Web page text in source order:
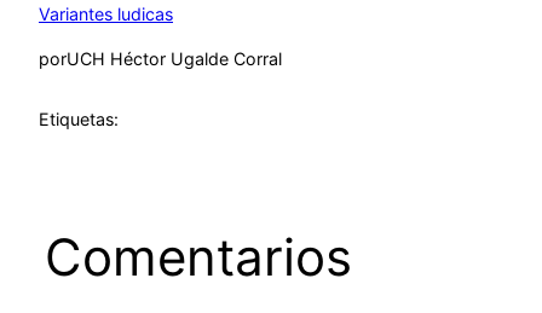
Variantes ludicas
porUCH Héctor Ugalde Corral
Etiquetas:
Comentarios